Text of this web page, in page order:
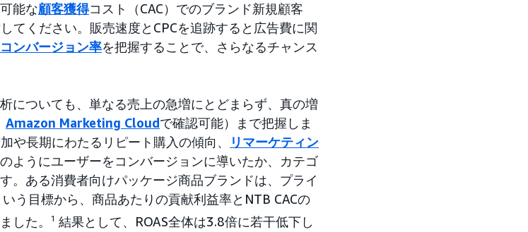
能な顧客獲得コスト（CAC）でのブランド新規顧客
てください。販売速度とCPCを追跡すると広告費に関
コンバージョン率を把握することで、さらなるチャンス
についても、単なる売上の急増にとどまらず、真の増
Amazon Marketing Cloudで確認可能）まで把握しま
や長期にわたるリピート購入の傾向、
リマーケティン
ようにユーザーをコンバージョンに導いたか、カテゴ
。ある消費者向けパッケージ商品ブランドは、プライ
う目標から、商品あたりの貢献利益率とNTB CACの
した。
1 結果として、ROAS全体は3.8倍に若干低下し